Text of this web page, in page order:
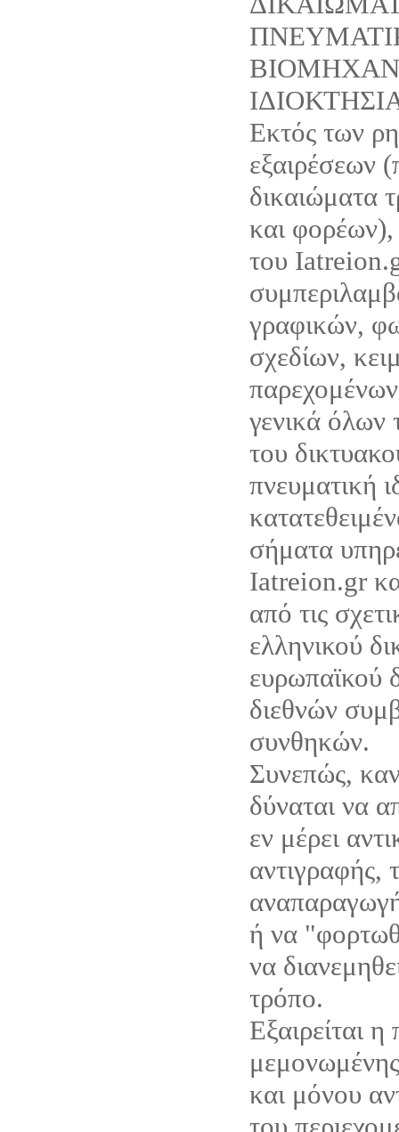
Εκτός των
εξαιρέσεων
δικαιώματα
και φορέων),
του
γραφικών,
σχεδίων,
γενικά όλων
του
πνευματική
σήματα
Iatreion.gr
από τις
ελληνικού
ευρωπαϊκού
διεθνών
συνθηκών.
Συνεπώς,
δύναται να
εν μέρει
αντιγραφής,
ή να
να
τρόπο.
Εξαιρείται
και μόνου